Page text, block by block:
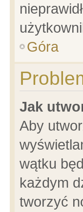
Góra
Jak
Aby
wątku
każdym
tworzyć